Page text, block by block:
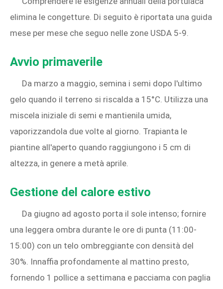
elimina le congetture. Di seguito è riportata una guida
mese per mese che seguo nelle zone USDA 5‑9.
Avvio primaverile
Da marzo a maggio, semina i semi dopo l'ultimo
gelo quando il terreno si riscalda a 15°C. Utilizza una
miscela iniziale di semi e mantienila umida,
vaporizzandola due volte al giorno. Trapianta le
piantine all'aperto quando raggiungono i 5 cm di
altezza, in genere a metà aprile.
Gestione del calore estivo
Da giugno ad agosto porta il sole intenso; fornire
una leggera ombra durante le ore di punta (11:00-
15:00) con un telo ombreggiante con densità del
30%. Innaffia profondamente al mattino presto,
fornendo 1 pollice a settimana e pacciama con paglia